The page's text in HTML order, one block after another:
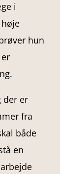
i
hun
der er
fra
både
en